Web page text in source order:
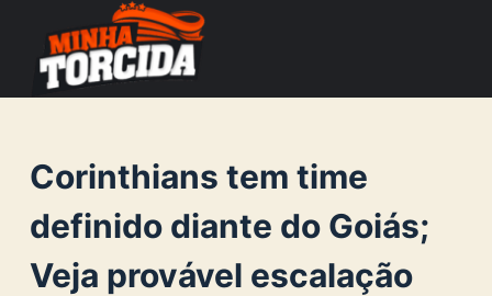
o
o
n
Corinthians tem time
definido diante do Goiás;
Veja provável escalação